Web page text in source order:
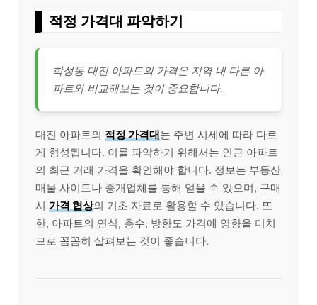
적정 가격대 파악하기
학성동 대진 아파트의 가격은 지역 내 다른 아
파트와 비교해보는 것이 중요합니다.
대진 아파트의 적정 가격대는 주변 시세에 따라 다르
게 형성됩니다. 이를 파악하기 위해서는 인근 아파트
의 최근 거래 가격을 확인해야 합니다. 정보는 부동산
매물 사이트나 중개업체를 통해 얻을 수 있으며, 구매
시 가격 협상의 기초 자료로 활용할 수 있습니다. 또
한, 아파트의 연식, 층수, 방향도 가격에 영향을 미치
므로 꼼꼼히 살펴보는 것이 좋습니다.